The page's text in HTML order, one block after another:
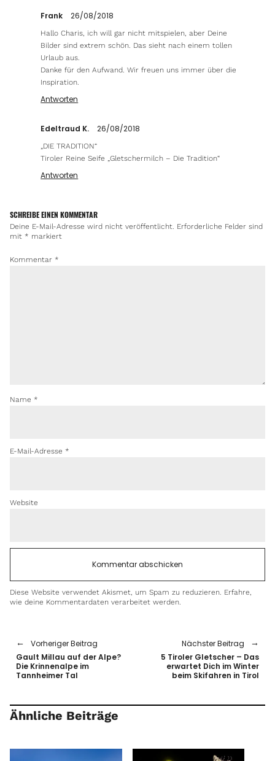
Frank 26/08/2018
Hallo Charis, ich will gar nicht mitspielen, aber Deine
Bilder sind extrem schön. Das sieht nach einem tollen
Urlaub aus.
Danke für den Aufwand. Wir freuen uns immer über die
Inspiration.
Antworten
Edeltraud K. 26/08/2018
„DIE TRADITION“
Tiroler Reine Seife „Gletschermilch – Die Tradition“
Antworten
SCHREIBE EINEN KOMMENTAR
Deine E-Mail-Adresse wird nicht veröffentlicht. Erforderliche Felder sind
mit* markiert
Kommentar*
Name*
E-Mail-Adresse*
Website
Diese Website verwendet Akismet, um Spam zu reduzieren. Erfahre,
wie deine Kommentardaten verarbeitet werden.
Vorheriger Beitrag
Gault Millau auf der Alpe?
Die Krinnenalpe im
Tannheimer Tal
Nächster Beitrag
5 Tiroler Gletscher – Das
erwartet Dich im Winter
beim Skifahren in Tirol
Ähnliche Beiträge